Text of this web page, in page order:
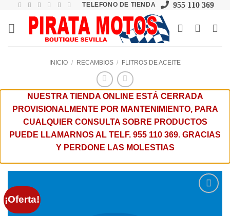
content
TELEFONO DE TIENDA 955 110 369
INICIO / RECAMBIOS / FLITROS DE ACEITE
NUESTRA TIENDA ONLINE ESTÁ CERRADA
PROVISIONALMENTE POR MANTENIMIENTO, PARA
CUALQUIER CONSULTA SOBRE PRODUCTOS
PUEDE LLAMARNOS AL TELF. 955 110 369. GRACIAS
Y PERDONE LAS MOLESTIAS
¡Oferta!